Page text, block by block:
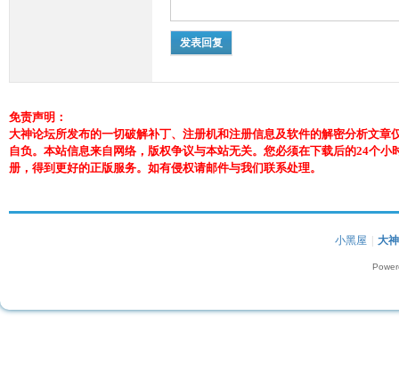
发表回复
免责声明：
大神论坛所发布的一切破解补丁、注册机和注册信息及软件的解密分析文
自负。本站信息来自网络，版权争议与本站无关。您必须在下载后的24个
册，得到更好的正版服务。如有侵权请邮件与我们联系处理。
小黑屋 大